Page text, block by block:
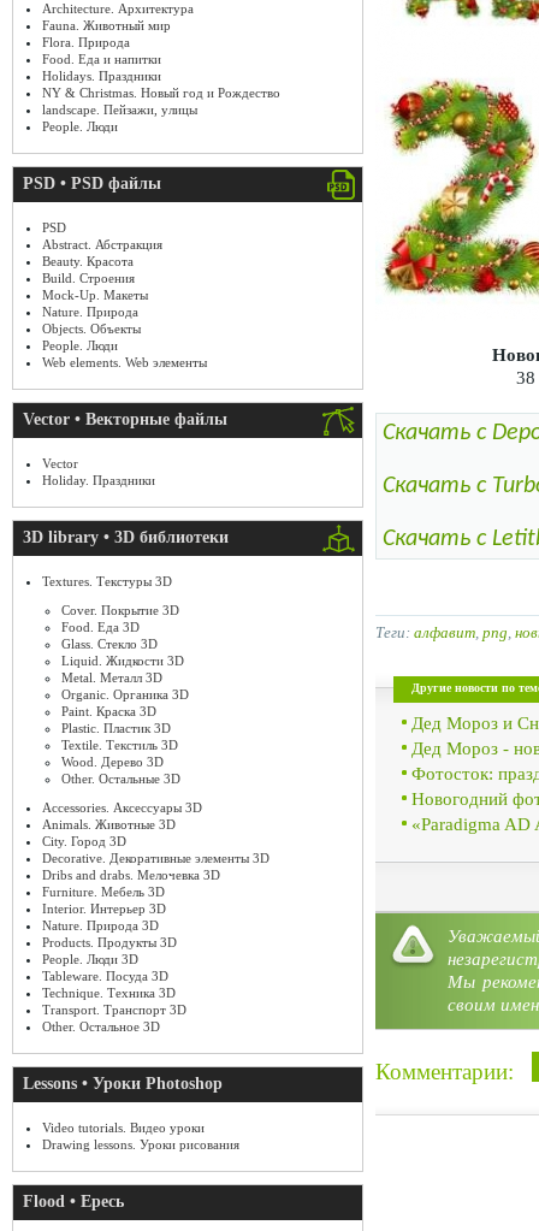
Architecture. Архитектура
Fauna. Животный мир
Flora. Природа
Food. Еда и напитки
Holidays. Праздники
NY & Christmas. Новый год и Рождество
landscape. Пейзажи, улицы
People. Люди
PSD • PSD файлы
PSD
Abstract. Абстракция
Beauty. Красота
Build. Строения
Mock-Up. Макеты
Nature. Природа
Objects. Объекты
People. Люди
Web elements. Web элементы
Vector • Векторные файлы
Vector
Holiday. Праздники
3D library • 3D библиотеки
Textures. Текстуры 3D
Cover. Покрытие 3D
Food. Еда 3D
Glass. Стекло 3D
Liquid. Жидкости 3D
Metal. Металл 3D
Organic. Органика 3D
Paint. Краска 3D
Plastic. Пластик 3D
Textile. Текстиль 3D
Wood. Дерево 3D
Other. Остальные 3D
Accessories. Аксессуары 3D
Animals. Животные 3D
City. Город 3D
Decorative. Декоративные элементы 3D
Dribs and drabs. Мелочевка 3D
Furniture. Мебель 3D
Interior. Интерьер 3D
Nature. Природа 3D
Products. Продукты 3D
People. Люди 3D
Tableware. Посуда 3D
Technique. Техника 3D
Transport. Транспорт 3D
Other. Остальное 3D
Lessons • Уроки Photoshop
Video tutorials. Видео уроки
Drawing lessons. Уроки рисования
Flood • Ересь
38
Скачать с
Скачать с
Скачать с
Теги: алфавит png
Другие новости по
Дед Мороз и
Дед Мороз -
Фотосток:
Новогодний
«Paradigma AD
Категория:Фотоклипарт»
Мы
своим
Комментарии: